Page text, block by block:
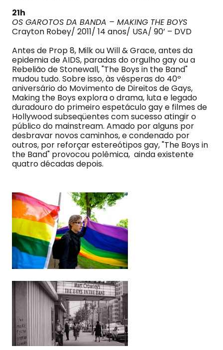
21h
OS GAROTOS DA BANDA – MAKING THE BOYS
Crayton Robey/ 2011/ 14 anos/ USA/ 90’ – DVD
Antes de Prop 8, Milk ou Will & Grace, antes da
epidemia de AIDS, paradas do orgulho gay ou a
Rebelião de Stonewall, "The Boys in the Band"
mudou tudo. Sobre isso, às vésperas do 40º
aniversário do Movimento de Direitos de Gays,
Making the Boys explora o drama, luta e legado
duradouro do primeiro espetáculo gay e filmes de
Hollywood subseqüentes com sucesso atingir o
público do mainstream. Amado por alguns por
desbravar novos caminhos, e condenado por
outros, por reforçar estereótipos gay, "The Boys in
the Band" provocou polêmica, ainda existente
quatro décadas depois.